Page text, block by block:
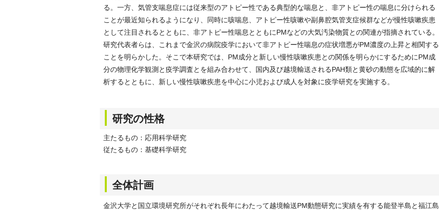
る。一方、気管支喘息症には従来型のアトピー性である典型的な喘息と、非アトピー性の喘息に分けられる
ことが最近知られるようになり、同時に咳喘息、アトピー性咳嗽や副鼻腔気管支症候群などが慢性咳嗽疾患
として注目されるとともに、非アトピー性喘息とともにPMなどの大気汚染物質との関連が指摘されている。
研究代表者らは、これまで金沢の病院疫学において非アトピー性喘息の症状増悪がPM濃度の上昇と相関する
ことを明らかした。そこで本研究では、PM成分と新しい慢性咳嗽疾患との関係を明らかにするためにPM成
分の物理化学観測と疫学調査とを組み合わせて、国内及び越境輸送されるPAH類と黄砂の動態を広域的に解
析するとともに、新しい慢性咳嗽疾患を中心に小児および成人を対象に疫学研究を実施する。
研究の性格
主たるもの：応用科学研究
従たるもの：基礎科学研究
全体計画
金沢大学と国立環境研究所がそれぞれ長年にわたって越境輸送PM動態研究に実績を有する能登半島と福江島